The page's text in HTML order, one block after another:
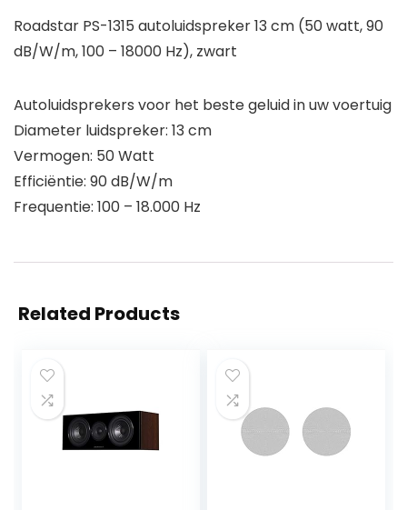
Roadstar PS-1315 autoluidspreker 13 cm (50 watt, 90
dB/W/m, 100 – 18000 Hz), zwart
Autoluidsprekers voor het beste geluid in uw voertuig
Diameter luidspreker: 13 cm
Vermogen: 50 Watt
Efficiëntie: 90 dB/W/m
Frequentie: 100 – 18.000 Hz
Related Products